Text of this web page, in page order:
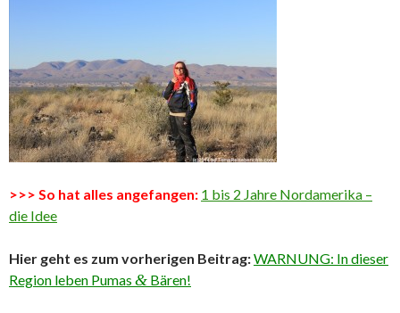
>>> So hat alles angefangen: 1 bis 2 Jahre Nordamerika –
die Idee
Hier geht es zum vorherigen Beitrag:WARNUNG: In dieser
Region leben Pumas & Bären!